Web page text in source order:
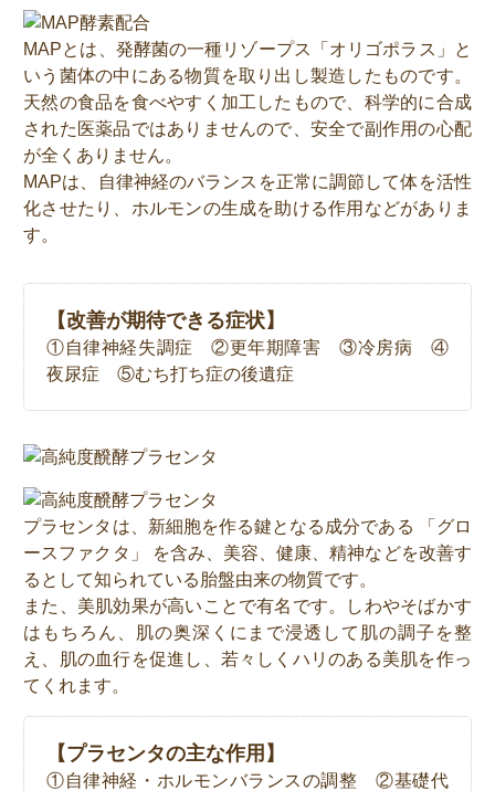
MAPとは、発酵菌の一種リゾープス「オリゴポラス」と
いう菌体の中にある物質を取り出し製造したものです。
天然の食品を食べやすく加工したもので、科学的に合成
された医薬品ではありませんので、安全で副作用の心配
が全くありません。
MAPは、自律神経のバランスを正常に調節して体を活性
化させたり、ホルモンの生成を助ける作用などがありま
す。
【改善が期待できる症状】
①自律神経失調症 ②更年期障害 ③冷房病 ④
夜尿症 ⑤むち打ち症の後遺症
プラセンタは、新細胞を作る鍵となる成分である 「グロ
ースファクタ」 を含み、美容、健康、精神などを改善す
るとして知られている胎盤由来の物質です。
また、美肌効果が高いことで有名です。しわやそばかす
はもちろん、肌の奥深くにまで浸透して肌の調子を整
え、肌の血行を促進し、若々しくハリのある美肌を作っ
てくれます。
【プラセンタの主な作用】
①自律神経・ホルモンバランスの調整 ②基礎代